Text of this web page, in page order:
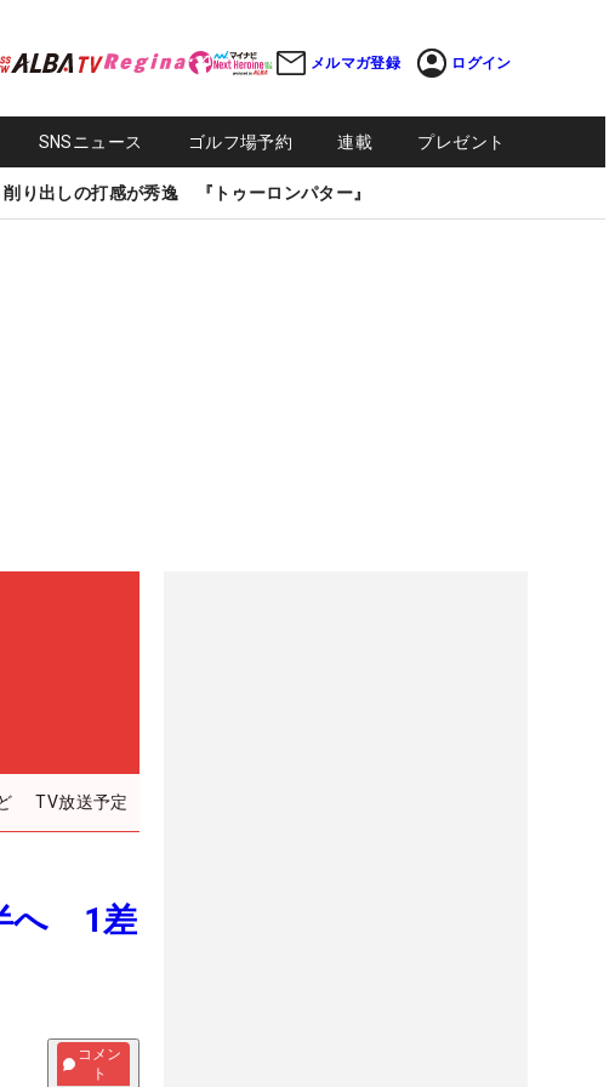
メルマガ登録 ログイン
SNSニュース ゴルフ場予約 連載 プレゼント
削り出しの打感が秀逸 『トゥーロンパター』
TV放送予定
へ 1差
コメン
ト